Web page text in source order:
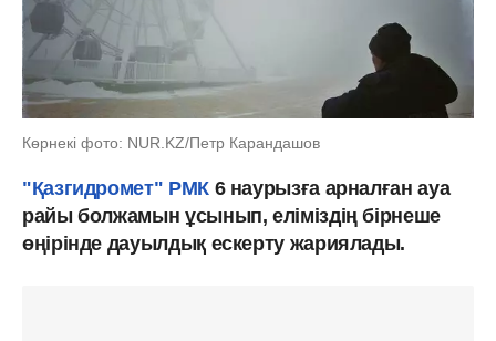
Көрнекі фото: NUR.KZ/Петр Карандашов
"Қазгидромет" РМК6 наурызға арналған ауа
райы болжамын ұсынып, еліміздің бірнеше
өңірінде дауылдық ескерту жариялады.